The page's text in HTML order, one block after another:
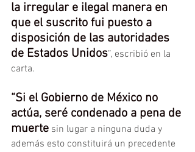
la irregular e ilegal manera en
que el suscrito fui puesto a
disposición de las autoridades
de Estados Unidos”, escribió en la
carta.
“Si el Gobierno de México no
actúa, seré condenado a pena de
muerte sin lugar a ninguna duda y
además esto constituirá un precedente